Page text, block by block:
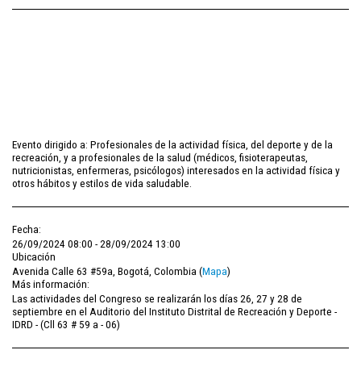
Evento dirigido a: Profesionales de la actividad física, del deporte y de la
recreación, y a profesionales de la salud (médicos, fisioterapeutas,
nutricionistas, enfermeras, psicólogos) interesados en la actividad física y
otros hábitos y estilos de vida saludable.
Fecha:
26/09/2024 08:00 - 28/09/2024 13:00
Ubicación
Avenida Calle 63 #59a, Bogotá, Colombia (Mapa)
Más información:
Las actividades del Congreso se realizarán los días 26, 27 y 28 de
septiembre en el Auditorio del Instituto Distrital de Recreación y Deporte -
IDRD - (Cll 63 # 59 a - 06)